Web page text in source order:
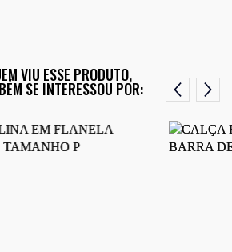
VIU ESSE PRODUTO,
SE INTERESSOU POR: